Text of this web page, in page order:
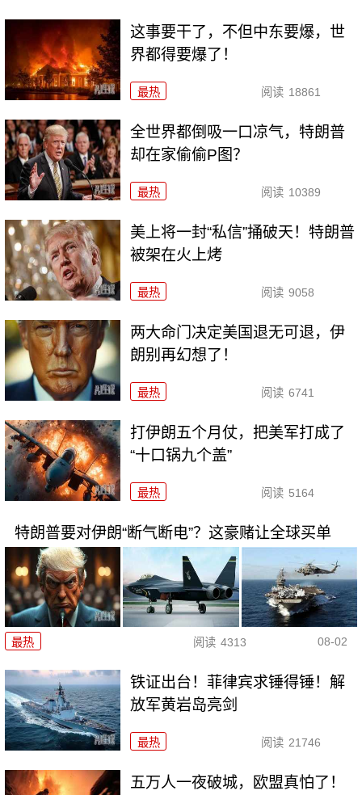
这事要干了，不但中东要爆，世
界都得要爆了！
最热 阅读 18861
全世界都倒吸一口凉气，特朗普
却在家偷偷P图？
最热 阅读 10389
美上将一封“私信”捅破天！特朗普
被架在火上烤
最热 阅读 9058
两大命门决定美国退无可退，伊
朗别再幻想了！
最热 阅读 6741
打伊朗五个月仗，把美军打成了
“十口锅九个盖”
最热 阅读 5164
特朗普要对伊朗“断气断电”？这豪赌让全球买单
最热 阅读 4313 08-02
铁证出台！菲律宾求锤得锤！解
放军黄岩岛亮剑
最热 阅读 21746
五万人一夜破城，欧盟真怕了！